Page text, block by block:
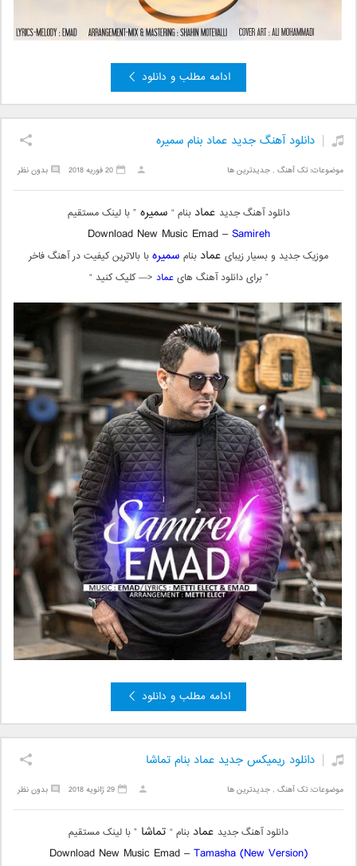
ادامه مطلب و دانلود
دانلود آهنگ جدید عماد بنام سمیره
موضوعات:تک آهنگ ,جدیدترین ها بدون نظر 20 فوریه 2018
دانلود آهنگ جدید عماد بنام “ سمیره” با لینک مستقیم
Download New Music Emad –Samireh
موزیک جدید و بسیار زیبای عماد بنام سمیرهبا بالاترین کیفیت در آهنگ فاخر
” برای دانلود آهنگ هایعماد <— کلیک کنید “
ادامه مطلب و دانلود
دانلود ریمیکس جدید عماد بنام تماشا
موضوعات:تک آهنگ ,جدیدترین ها بدون نظر 29 ژانویه 2018
دانلود آهنگ جدید عماد بنام “ تماشا ” با لینک مستقیم
Download New Music Emad –Tamasha (New Version)